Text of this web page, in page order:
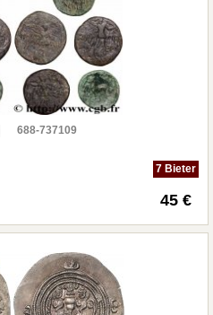
688-737109
7 Bieter
45 €